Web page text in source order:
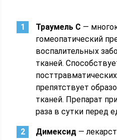
Траумель С ―
гомеопатический
воспалительных
тканей.
препятствует
тканей. Препарат
раза в сутки перед
Димексид ―